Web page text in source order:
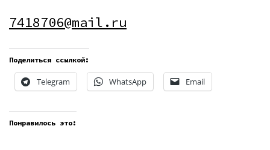
7418706@mail.ru
Поделиться ссылкой:
Telegram WhatsApp Email
Понравилось это: